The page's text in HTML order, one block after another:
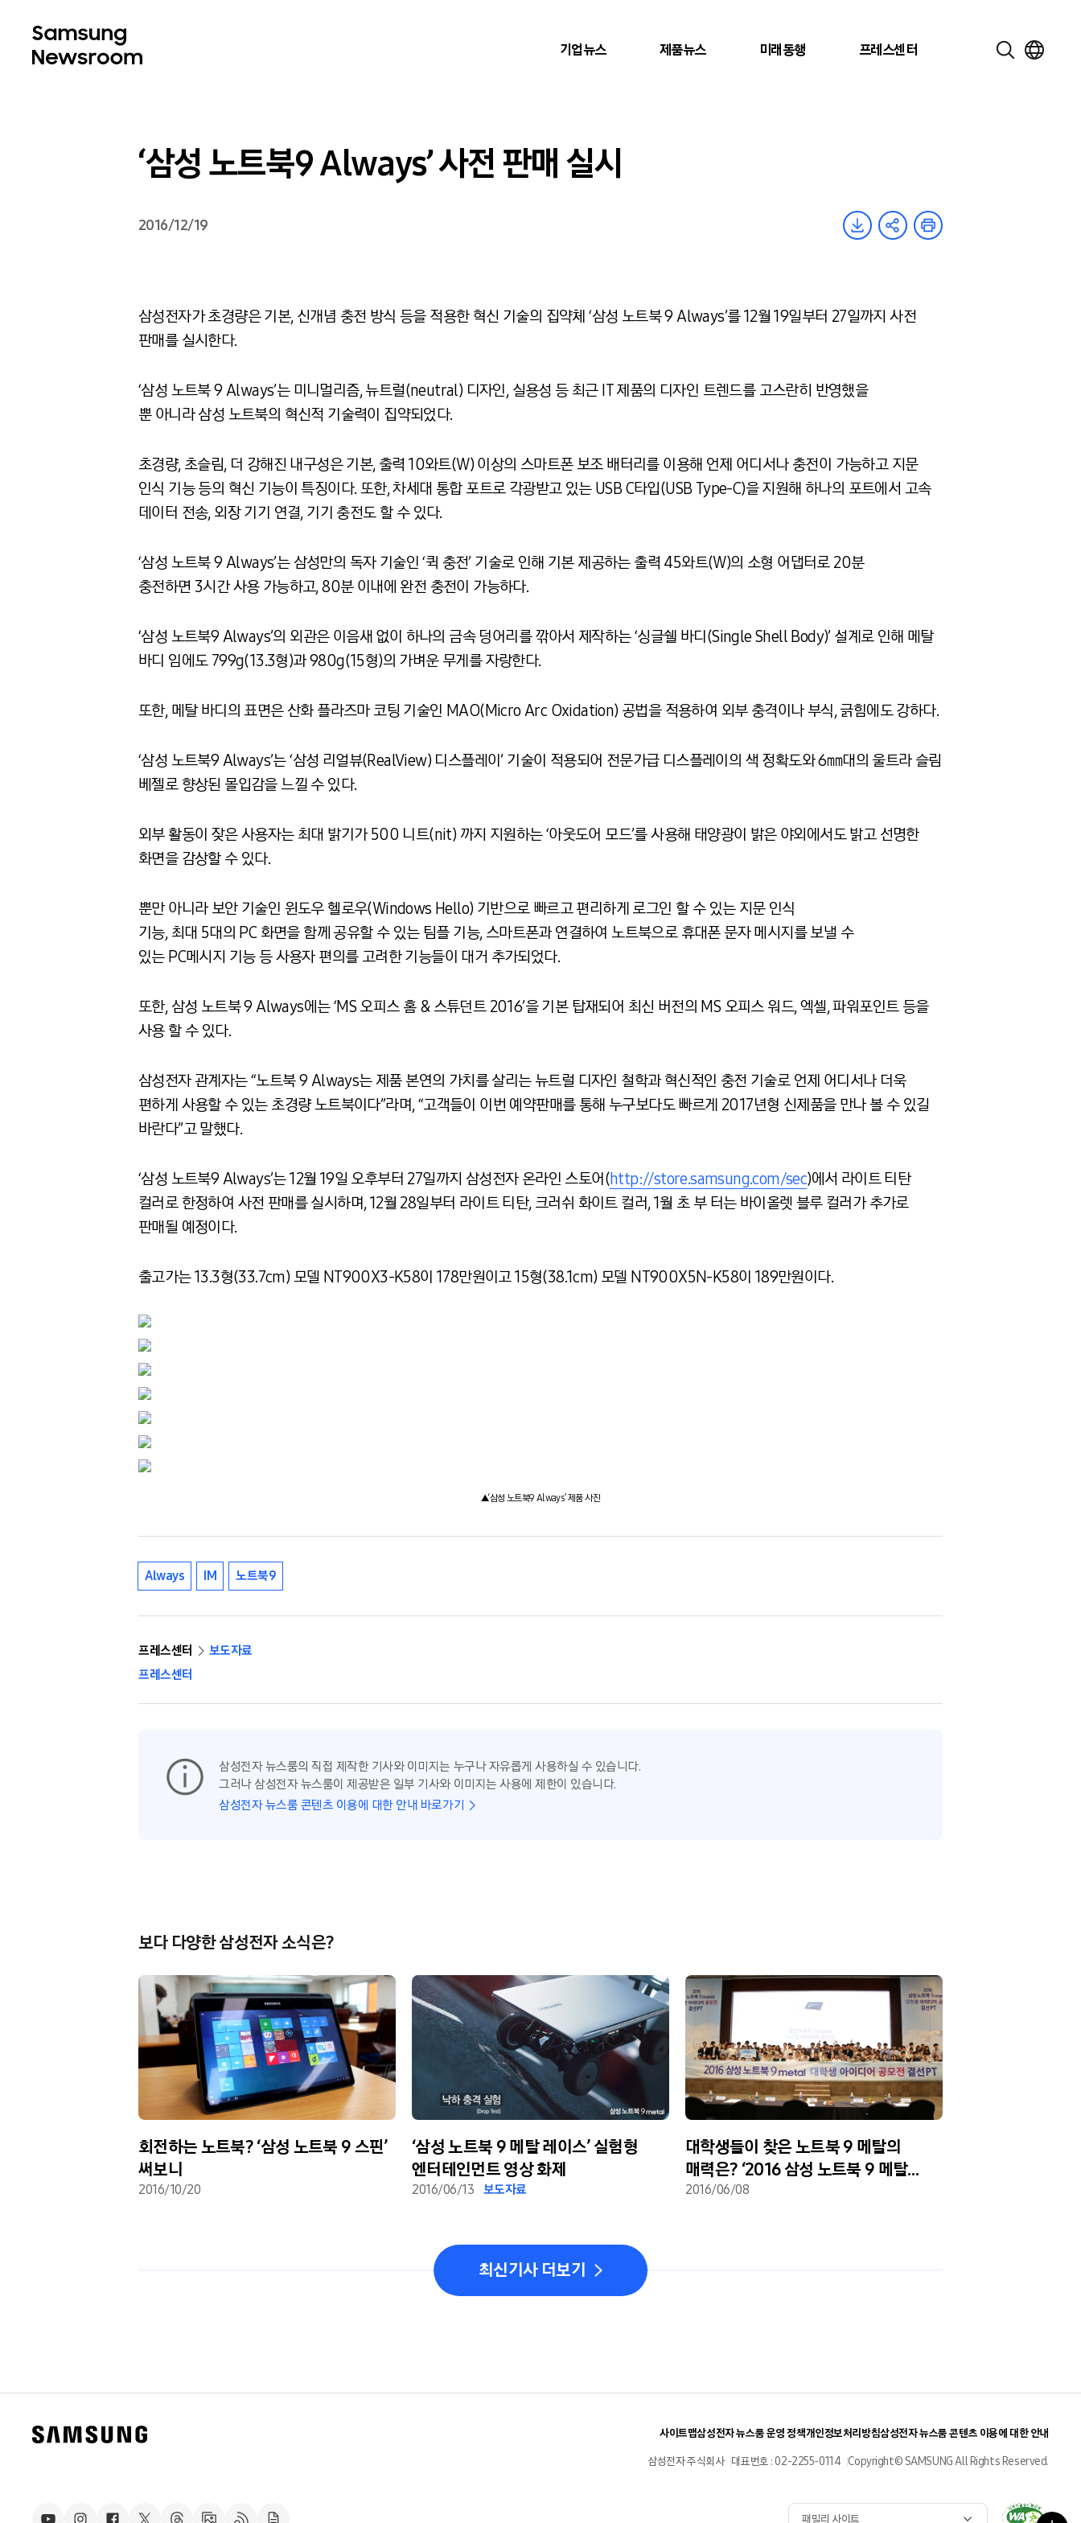
기업뉴스 제품뉴스 미래동행 프레스센터
‘삼성 노트북9 Always’ 사전 판매 실시
2016/12/19
삼성전자가 초경량은 기본, 신개념 충전 방식 등을 적용한 혁신 기술의 집약체 ‘삼성 노트북 9 Always’를 12월 19일부터 27일까지 사전
판매를 실시한다.
‘삼성 노트북 9 Always’는 미니멀리즘, 뉴트럴(neutral) 디자인, 실용성 등 최근 IT 제품의 디자인 트렌드를 고스란히 반영했을
뿐 아니라 삼성 노트북의 혁신적 기술력이 집약되었다.
초경량, 초슬림, 더 강해진 내구성은 기본, 출력 10와트(W) 이상의 스마트폰 보조 배터리를 이용해 언제 어디서나 충전이 가능하고 지문
인식 기능 등의 혁신 기능이 특징이다. 또한, 차세대 통합 포트로 각광받고 있는 USB C타입(USB Type-C)을 지원해 하나의 포트에서 고속
데이터 전송, 외장 기기 연결, 기기 충전도 할 수 있다.
‘삼성 노트북 9 Always’는 삼성만의 독자 기술인 ‘퀵 충전’ 기술로 인해 기본 제공하는 출력 45와트(W)의 소형 어댑터로 20분
충전하면 3시간 사용 가능하고, 80분 이내에 완전 충전이 가능하다.
‘삼성 노트북9 Always’의 외관은 이음새 없이 하나의 금속 덩어리를 깎아서 제작하는 ‘싱글쉘 바디(Single Shell Body)’ 설계로 인해 메탈
바디 임에도 799g(13.3형)과 980g(15형)의 가벼운 무게를 자랑한다.
또한, 메탈 바디의 표면은 산화 플라즈마 코팅 기술인 MAO(Micro Arc Oxidation) 공법을 적용하여 외부 충격이나 부식, 긁힘에도 강하다.
‘삼성 노트북9 Always’는 ‘삼성 리얼뷰(RealView) 디스플레이’ 기술이 적용되어 전문가급 디스플레이의 색 정확도와 6㎜대의 울트라 슬림
베젤로 향상된 몰입감을 느낄 수 있다.
외부 활동이 잦은 사용자는 최대 밝기가 500 니트(nit) 까지 지원하는 ‘아웃도어 모드’를 사용해 태양광이 밝은 야외에서도 밝고 선명한
화면을 감상할 수 있다.
뿐만 아니라 보안 기술인 윈도우 헬로우(Windows Hello) 기반으로 빠르고 편리하게 로그인 할 수 있는 지문 인식
기능, 최대 5대의 PC 화면을 함께 공유할 수 있는 팀플 기능, 스마트폰과 연결하여 노트북으로 휴대폰 문자 메시지를 보낼 수
있는 PC메시지 기능 등 사용자 편의를 고려한 기능들이 대거 추가되었다.
또한, 삼성 노트북 9 Always에는 ‘MS 오피스 홈 & 스튜던트 2016’을 기본 탑재되어 최신 버전의 MS 오피스 워드, 엑셀, 파워포인트 등을
사용 할 수 있다.
삼성전자 관계자는 “노트북 9 Always는 제품 본연의 가치를 살리는 뉴트럴 디자인 철학과 혁신적인 충전 기술로 언제 어디서나 더욱
편하게 사용할 수 있는 초경량 노트북이다”라며, “고객들이 이번 예약판매를 통해 누구보다도 빠르게 2017년형 신제품을 만나 볼 수 있길
바란다”고 말했다.
‘삼성 노트북9 Always’는 12월 19일 오후부터 27일까지 삼성전자 온라인 스토어(http://store.samsung.com/sec)에서 라이트 티탄
컬러로 한정하여 사전 판매를 실시하며, 12월 28일부터 라이트 티탄, 크러쉬 화이트 컬러, 1월 초 부 터는 바이올렛 블루 컬러가 추가로
판매될 예정이다.
출고가는 13.3형(33.7cm) 모델 NT900X3-K58이 178만원이고 15형(38.1cm) 모델 NT900X5N-K58이 189만원이다.
▲‘삼성 노트북9 Always’ 제품 사진
Always IM 노트북9
프레스센터
보도자료
프레스센터
삼성전자 뉴스룸의 직접 제작한 기사와 이미지는 누구나 자유롭게 사용하실 수 있습니다.
그러나 삼성전자 뉴스룸이 제공받은 일부 기사와 이미지는 사용에 제한이 있습니다.
삼성전자 뉴스룸 콘텐츠 이용에 대한 안내 바로가기
보다 다양한 삼성전자 소식은?
회전하는 노트북? ‘삼성 노트북 9 스핀’
써보니
2016/10/20
‘삼성 노트북 9 메탈 레이스’ 실험형
엔터테인먼트 영상 화제
2016/06/13 보도자료
대학생들이 찾은 노트북 9 메탈의
매력은? ‘2016 삼성 노트북 9 메탈
대학생 아이디어 공모전’ 결선 현장
2016/06/08
최신기사 더보기
사이트맵삼성전자 뉴스룸 운영 정책개인정보처리방침삼성전자 뉴스룸 콘텐츠 이용에 대한 안내
삼성전자 주식회사 대표번호 : 02-2255-0114 Copyright© SAMSUNG All Rights Reserved.
패밀리 사이트